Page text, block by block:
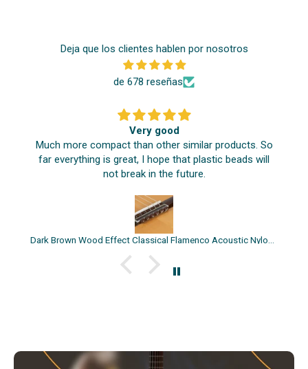
Deja que los clientes hablen por nosotros
de 678 reseñas
Very good
Much more compact than other similar products. So
far everything is great, I hope that plastic beads will
not break in the future.